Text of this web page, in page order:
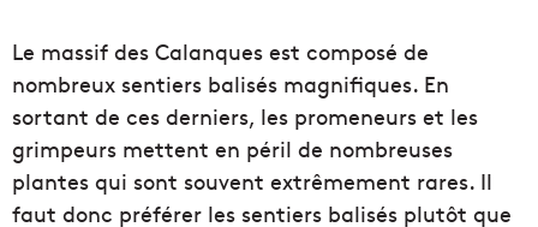
Le massif des Calanques est composé de
nombreux sentiers balisés magnifiques. En
sortant de ces derniers, les promeneurs et les
grimpeurs mettent en péril de nombreuses
plantes qui sont souvent extrêmement rares. Il
faut donc préférer les sentiers balisés plutôt que